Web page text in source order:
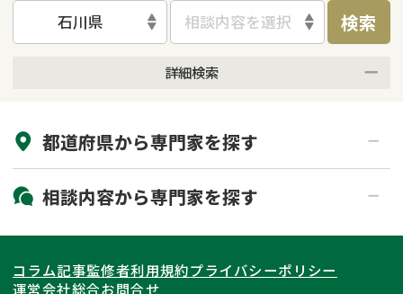
石川県 相談内容を選択 検索
詳細検索
初回相談無料
土日祝の相談可能
都道府県から専門家を探す
北海道・東北
北海道 青森県
岩手県 宮城県
関東
東京都 神奈川県
東海
相談内容から専門家を探す
相続登記
遺産分割
コラム記事監修者利用規約プライバシーポリシー
運営会社総合お問合せ